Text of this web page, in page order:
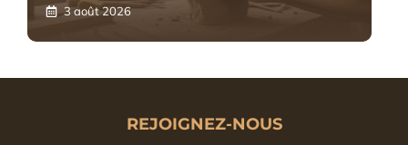
3 août 2026
REJOIGNEZ-NOUS